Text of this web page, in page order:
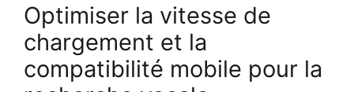
Optimiser la vitesse de
chargement et la
compatibilité mobile pour la